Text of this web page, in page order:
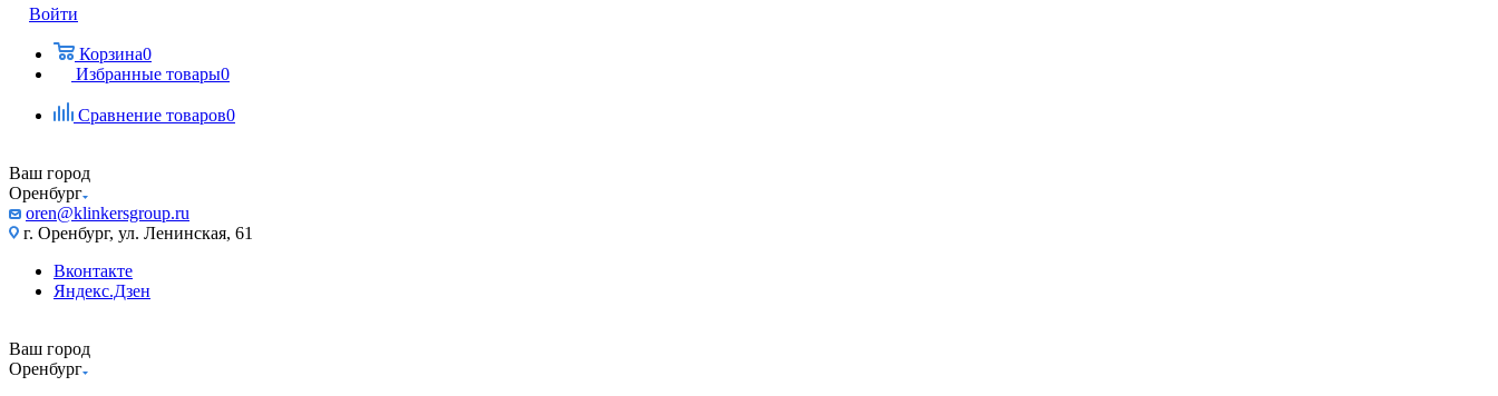
Войти
Корзина0
Избранные товары0
Сравнение товаров0
Ваш город
Оренбург
oren@klinkersgroup.ru
г. Оренбург, ул. Ленинская, 61
Вконтакте
Яндекс.Дзен
Ваш город
Оренбург